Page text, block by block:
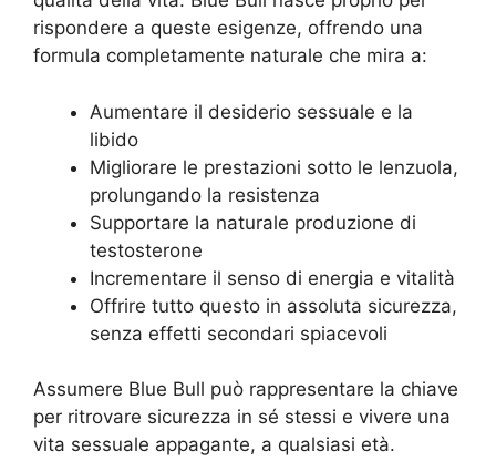
rispondere a queste esigenze, offrendo una
formula completamente naturale che mira a:
Aumentare il desiderio sessuale e la
libido
Migliorare le prestazioni sotto le lenzuola,
prolungando la resistenza
Supportare la naturale produzione di
testosterone
Incrementare il senso di energia e vitalità
Offrire tutto questo in assoluta sicurezza,
senza effetti secondari spiacevoli
Assumere Blue Bull può rappresentare la chiave
per ritrovare sicurezza in sé stessi e vivere una
vita sessuale appagante, a qualsiasi età.